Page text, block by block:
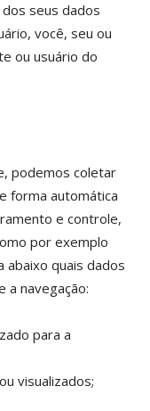
seus dados
você, seu ou
ou usuário do
podemos coletar
forma automática
e controle,
por exemplo
abaixo quais dados
a navegação:
para a
visualizados;